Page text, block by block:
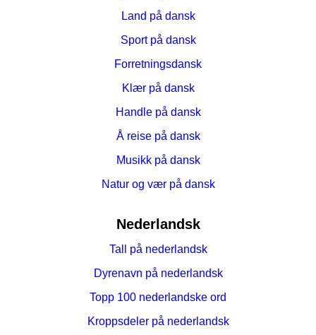
Land på dansk
Sport på dansk
Forretningsdansk
Klær på dansk
Handle på dansk
Å reise på dansk
Musikk på dansk
Natur og vær på dansk
Nederlandsk
Tall på nederlandsk
Dyrenavn på nederlandsk
Topp 100 nederlandske ord
Kroppsdeler på nederlandsk